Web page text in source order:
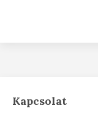
Kapcsolat